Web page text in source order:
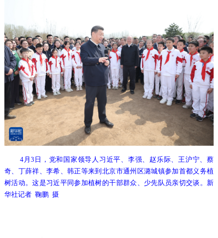
4月3日，党和国家领导人习近平、李强、赵乐际、王沪宁、蔡
奇、丁薛祥、李希、韩正等来到北京市通州区潞城镇参加首都义务植
树活动。这是习近平同参加植树的干部群众、少先队员亲切交谈。新
华社记者 鞠鹏 摄